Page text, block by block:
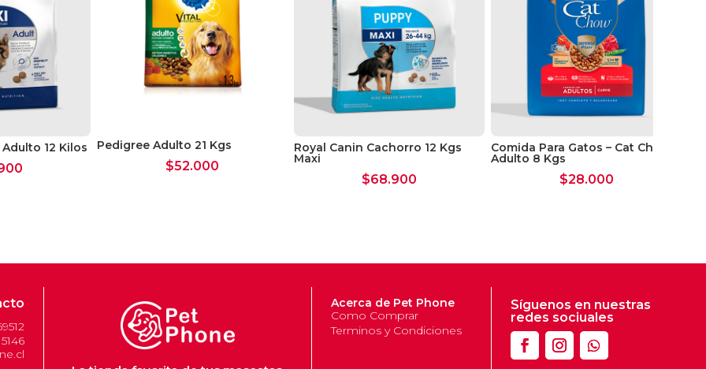
12 Kilos Pedigree Adulto 21 Kgs
$52.000
Royal Canin Cachorro 12 Kgs
Maxi
$68.900
Comida Para Gatos – Cat Chow
Adulto 8 Kgs
$28.000
Acerca de Pet Phone
Como Comprar
Terminos y Condiciones
Síguenos en nuestras
redes sociuales